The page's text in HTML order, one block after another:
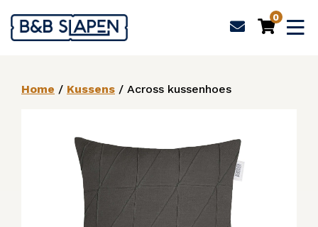
0
Home / Kussens / Across kussenhoes